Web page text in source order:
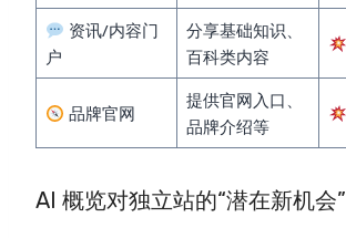
资讯/内容门
户
分享基础知识、
百科类内容
品牌官网
提供官网入口、
品牌介绍等
AI 概览对独立站的“潜在新机会”